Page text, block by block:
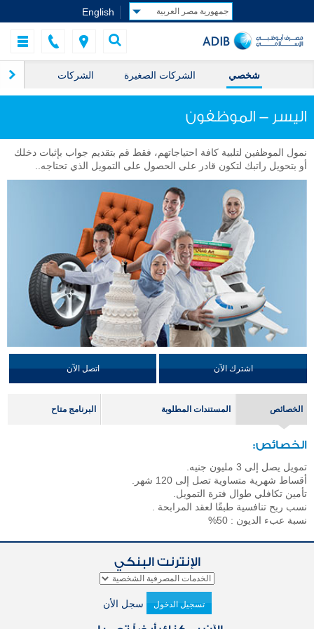
English
الشركات الشركات الصغيرة شخصي
اليسر - الموظفون
نمول الموظفين لتلبية كافة احتياجاتهم، فقط قم بتقديم جواب بإثبات دخلك
أو بتحويل راتبك لتكون قادر على الحصول على التمويل الذي تحتاجه..
اشترك الآن اتصل الآن
الخصائص المستندات المطلوبة البرنامج متاح
الخصائص:
تمويل يصل إلى 3 مليون جنيه
أقساط شهرية متساوية تصل إلى 120 شهر.
تأمين تكافلي طوال فترة التمويل.
نسب ربح تنافسية طبقًا لعقد المرابحة .
نسبة عبء الديون : 50%
الإنترنت البنكي
تسجيل الدخول سجل الأن